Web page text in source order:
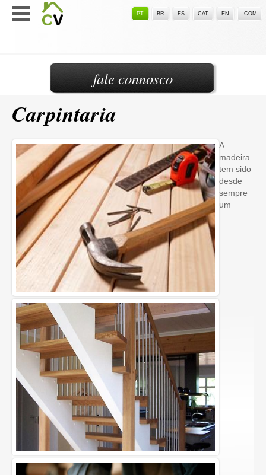
PT BR ES CAT EN .COM
Carpintaria
A
madeira
tem sido
desde
sempre
um
fale connosco